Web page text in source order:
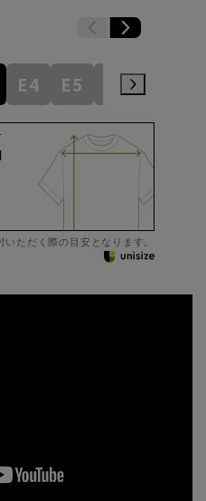
E4 E5 E6
ただく際の目安となります。